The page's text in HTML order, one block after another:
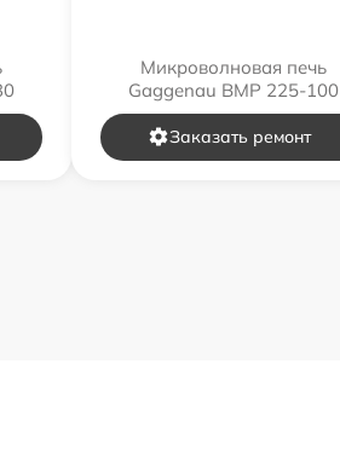
Микроволновая печь
Gaggenau BMP 225-100
Заказать ремонт